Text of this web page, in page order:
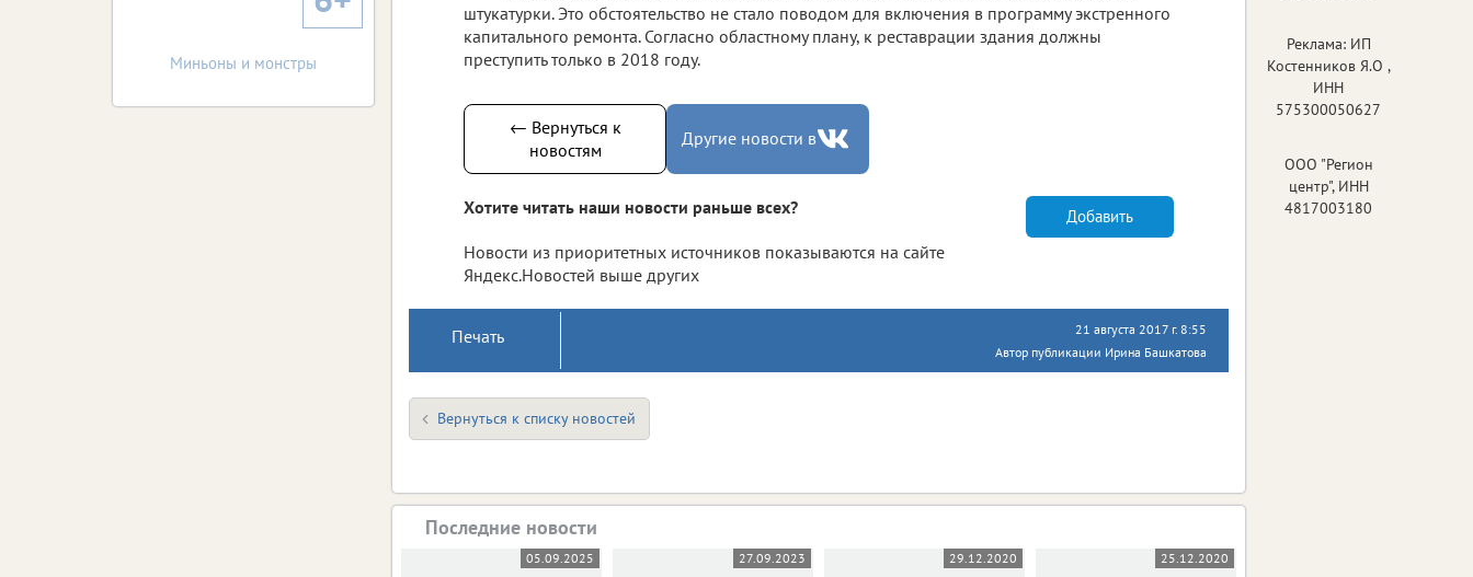
штукатурки. Это обстоятельство не стало поводом для включения в программу экстренного
капитального ремонта. Согласно областному плану, к реставрации здания должны
преступить только в 2018 году.
← Вернуться к
новостям
Другие новости в
Хотите читать наши новости раньше всех?
Новости из приоритетных источников показываются на сайте
Яндекс.Новостей выше других
Добавить
Печать
21 августа 2017 г. 8:55
Автор публикации Ирина Башкатова
Вернуться к списку новостей
Последние новости
05.09.2025 27.09.2023 29.12.2020 25.12.2020
Миньоны и монстры
Реклама: ИП
Костенников Я.О ,
ИНН
575300050627
ООО "Регион
центр", ИНН
4817003180